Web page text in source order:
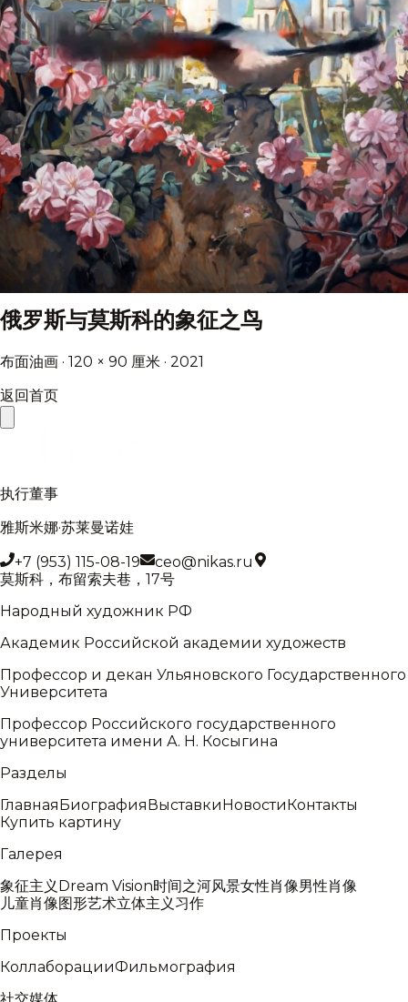
俄罗斯与莫斯科的象征之鸟
布面油画 · 120 × 90 厘米 · 2021
返回首页
执行董事
雅斯米娜·苏莱曼诺娃
+7 (953) 115-08-19
ceo@nikas.ru
莫斯科，布留索夫巷，17号
Народный художник РФ
Академик Российской академии художеств
Профессор и декан Ульяновского Государственного
Университета
Профессор Российского государственного
университета имени А. Н. Косыгина
Разделы
ГлавнаяБиографияВыставкиНовостиКонтакты
Купить картину
Галерея
象征主义 Dream Vision时间之河风景女性肖像男性肖像
儿童肖像图形艺术立体主义 习作
Проекты
КоллаборацииФильмография
社交媒体